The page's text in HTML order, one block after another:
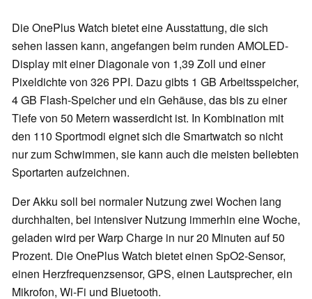
Die OnePlus Watch bietet eine Ausstattung, die sich
sehen lassen kann, angefangen beim runden AMOLED-
Display mit einer Diagonale von 1,39 Zoll und einer
Pixeldichte von 326 PPI. Dazu gibts 1 GB Arbeitsspeicher,
4 GB Flash-Speicher und ein Gehäuse, das bis zu einer
Tiefe von 50 Metern wasserdicht ist. In Kombination mit
den 110 Sportmodi eignet sich die Smartwatch so nicht
nur zum Schwimmen, sie kann auch die meisten beliebten
Sportarten aufzeichnen.
Der Akku soll bei normaler Nutzung zwei Wochen lang
durchhalten, bei intensiver Nutzung immerhin eine Woche,
geladen wird per Warp Charge in nur 20 Minuten auf 50
Prozent. Die OnePlus Watch bietet einen SpO2-Sensor,
einen Herzfrequenzsensor, GPS, einen Lautsprecher, ein
Mikrofon, Wi-Fi und Bluetooth.